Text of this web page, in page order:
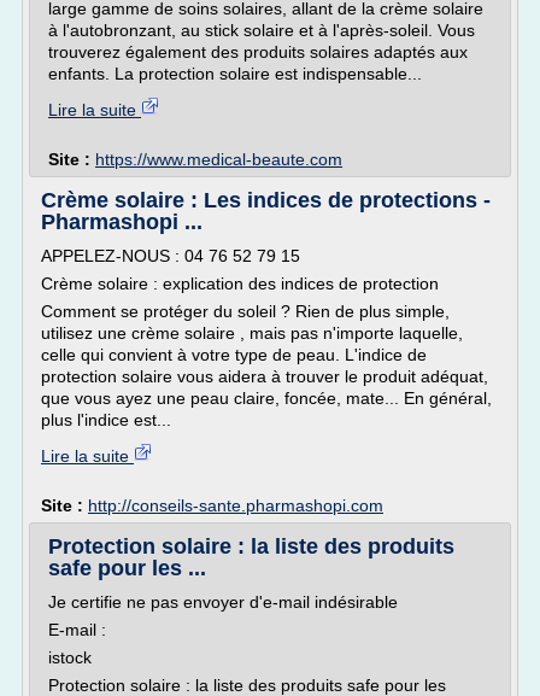
large gamme de soins solaires, allant de la crème solaire
à l'autobronzant, au stick solaire et à l'après-soleil. Vous
trouverez également des produits solaires adaptés aux
enfants. La protection solaire est indispensable...
Lire la suite
Site : https://www.medical-beaute.com
Crème solaire : Les indices de protections -
Pharmashopi ...
APPELEZ-NOUS : 04 76 52 79 15
Crème solaire : explication des indices de protection
Comment se protéger du soleil ? Rien de plus simple,
utilisez une crème solaire , mais pas n'importe laquelle,
celle qui convient à votre type de peau. L'indice de
protection solaire vous aidera à trouver le produit adéquat,
que vous ayez une peau claire, foncée, mate... En général,
plus l'indice est...
Lire la suite
Site : http://conseils-sante.pharmashopi.com
Protection solaire : la liste des produits
safe pour les ...
Je certifie ne pas envoyer d'e-mail indésirable
E-mail :
istock
Protection solaire : la liste des produits safe pour les